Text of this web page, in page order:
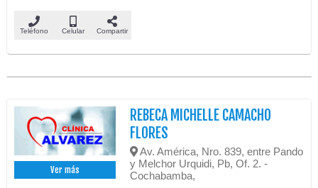
Teléfono Celular Compartir
Ver más
REBECA MICHELLE CAMACHO
FLORES
Av. América, Nro. 839, entre Pando
y Melchor Urquidi, Pb, Of. 2. -
Cochabamba,